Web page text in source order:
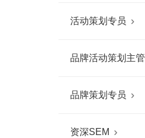
活动策划专员 
品牌活动策划主管
品牌策划专员 
资深SEM 